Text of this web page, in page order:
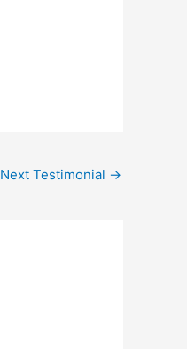
Next Testimonial →